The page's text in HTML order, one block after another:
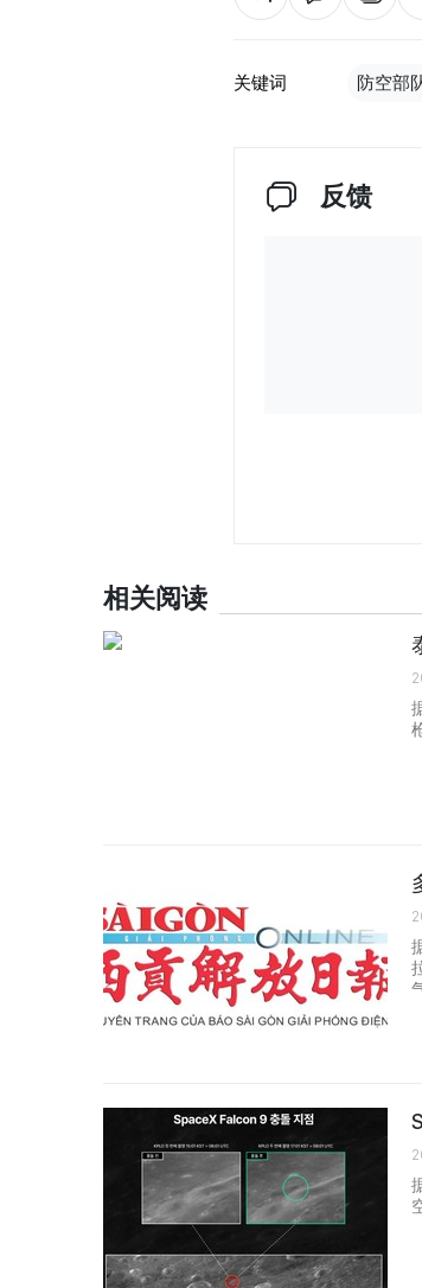
关键词 防空部
反馈
相关阅读